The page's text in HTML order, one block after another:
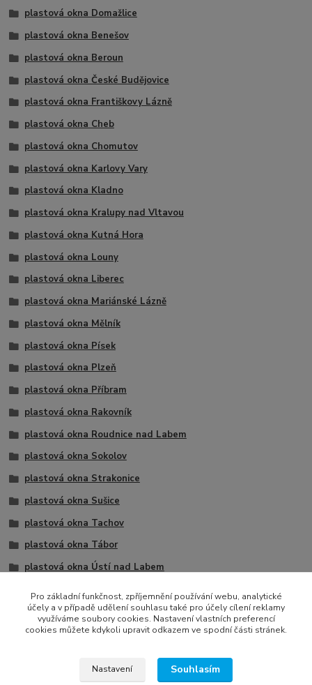
plastová okna Domažlice
plastová okna Benešov
plastová okna Beroun
plastová okna České Budějovice
plastová okna Františkovy Lázně
plastová okna Cheb
plastová okna Chomutov
plastová okna Karlovy Vary
plastová okna Kladno
plastová okna Kralupy nad Vltavou
plastová okna Kutná Hora
plastová okna Louny
plastová okna Liberec
plastová okna Mariánské Lázně
plastová okna Mělník
plastová okna Písek
plastová okna Plzeň
plastová okna Příbram
plastová okna Rakovník
plastová okna Roudnice nad Labem
plastová okna Sokolov
plastová okna Strakonice
plastová okna Sušice
plastová okna Tachov
plastová okna Tábor
plastová okna Ústí nad Labem
plastová okna Žatec
2 křídla
Pro základní funkčnost, zpříjemnění používání webu, analytické
účely a v případě udělení souhlasu také pro účely cílení reklamy
využíváme soubory cookies. Nastavení vlastních preferencí
cookies můžete kdykoli upravit odkazem ve spodní části stránek.
Nastavení Souhlasím